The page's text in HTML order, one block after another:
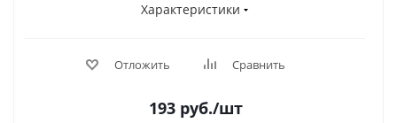
Характеристики
Отложить Сравнить
193руб./шт